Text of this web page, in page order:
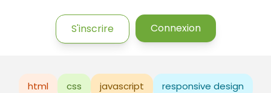
S'inscrire Connexion
html css javascript responsive design